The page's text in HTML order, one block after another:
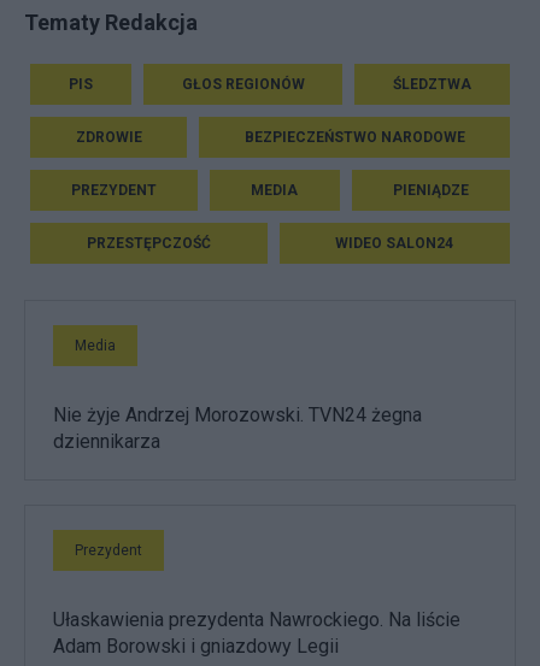
Tematy Redakcja
PIS GŁOS REGIONÓW ŚLEDZTWA
ZDROWIE BEZPIECZEŃSTWO NARODOWE
PREZYDENT MEDIA PIENIĄDZE
PRZESTĘPCZOŚĆ WIDEO SALON24
Media
Nie żyje Andrzej Morozowski. TVN24 żegna
dziennikarza
Prezydent
Ułaskawienia prezydenta Nawrockiego. Na liście
Adam Borowski i gniazdowy Legii